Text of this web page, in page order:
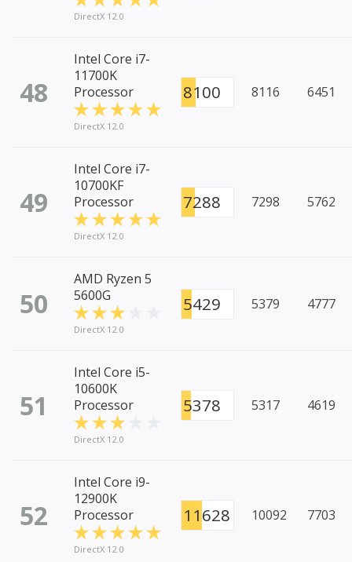
DirectX 12.0
48
Intel Core i7-
11700K
Processor
DirectX 12.0
8100 8116 6451
49
Intel Core i7-
10700KF
Processor
DirectX 12.0
7288 7298 5762
50
AMD Ryzen 5
5600G
DirectX 12.0
5429 5379 4777
51
Intel Core i5-
10600K
Processor
DirectX 12.0
5378 5317 4619
52
Intel Core i9-
12900K
Processor
DirectX 12.0
11628 10092 7703